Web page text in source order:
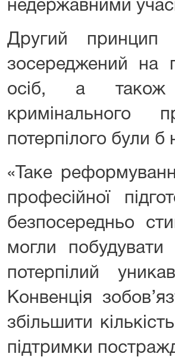
недержавними
Другий принцип
зосереджений на
осіб, а також
кримінального
потерпілого були
«Таке
професійної
безпосередньо
могли
потерпілий
Конвенція
збільшити
підтримки